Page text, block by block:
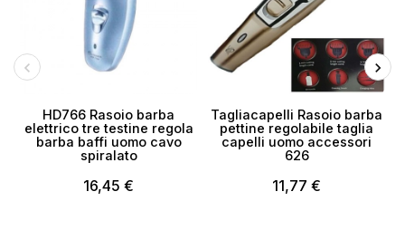
HD766 Rasoio barba
elettrico tre testine regola
barba baffi uomo cavo
spiralato
16,45 €
Tagliacapelli Rasoio barba
pettine regolabile taglia
capelli uomo accessori
626
11,77 €